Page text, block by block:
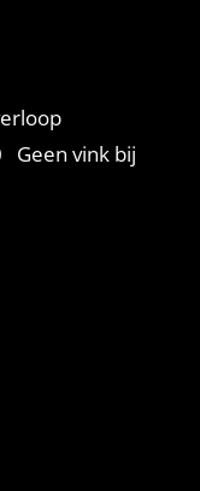
Geen vink bij